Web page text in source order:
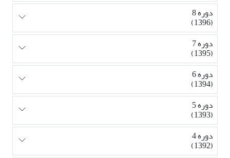
دوره 8
(1396)
دوره 7
(1395)
دوره 6
(1394)
دوره 5
(1393)
دوره 4
(1392)